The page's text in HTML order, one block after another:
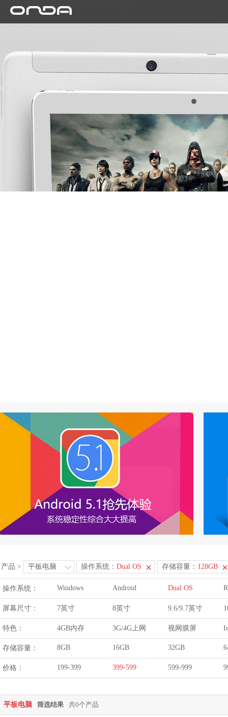
产品 > 平板电脑 操作系统： Dual OS 存储容量： 128GB
操作系统： Windows Android Dual OS
屏幕尺寸： 7英寸 8英寸 9.6/9.7英寸
特色： 4GB内存 3G/4G上网 视网膜屏
存储容量： 8GB 16GB 32GB
价格： 199-399 399-599 599-999
平板电脑 筛选结果 共0个产品